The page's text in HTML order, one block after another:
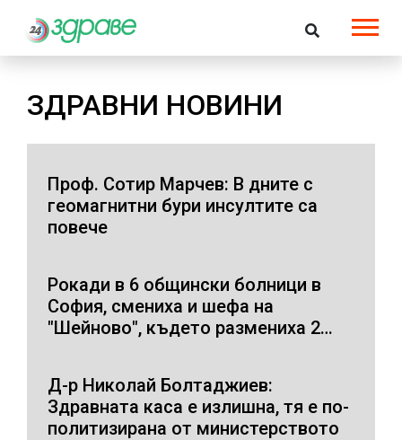
ЗДРАВНИ НОВИНИ
Проф. Сотир Марчев: В дните с
геомагнитни бури инсултите са
повече
Рокади в 6 общински болници в
София, смениха и шефа на
"Шейново", където размениха 2
Д-р Николай Болтаджиев:
Здравната каса е излишна, тя е по-
политизирана от министерството